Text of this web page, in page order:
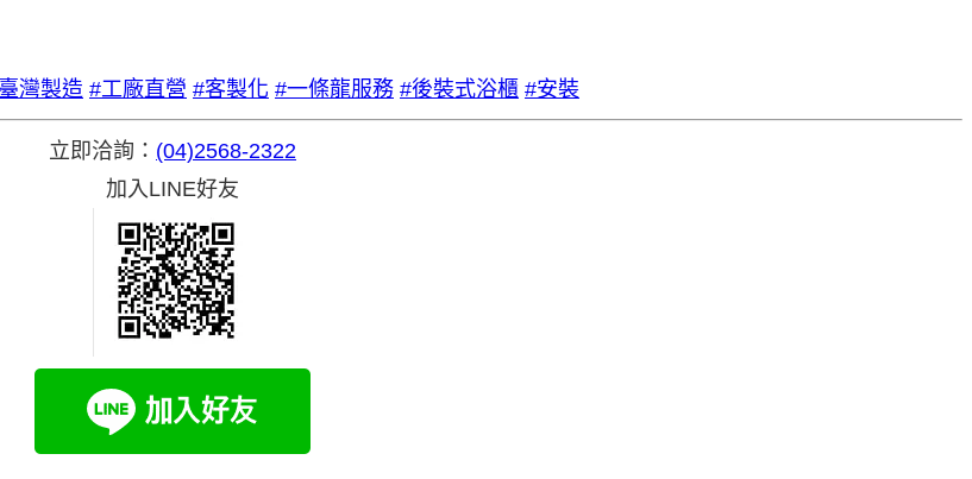
灣製造 #工廠直營 #客製化 #一條龍服務 #後裝式浴櫃 #安裝
立即洽詢： (04)2568-2322
加入LINE好友